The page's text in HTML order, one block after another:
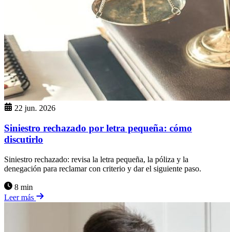
22 jun. 2026
Siniestro rechazado por letra pequeña: cómo
discutirlo
Siniestro rechazado: revisa la letra pequeña, la póliza y la
denegación para reclamar con criterio y dar el siguiente paso.
8 min
Leer más